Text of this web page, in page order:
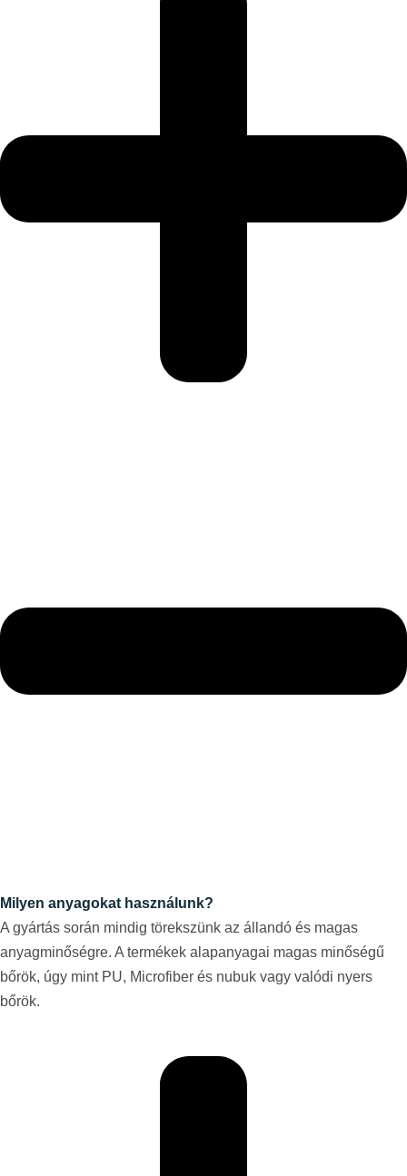
Milyen anyagokat használunk?
A gyártás során mindig törekszünk az állandó és magas
anyagminőségre. A termékek alapanyagai magas minőségű
bőrök, úgy mint PU, Microfiber és nubuk vagy valódi nyers
bőrök.